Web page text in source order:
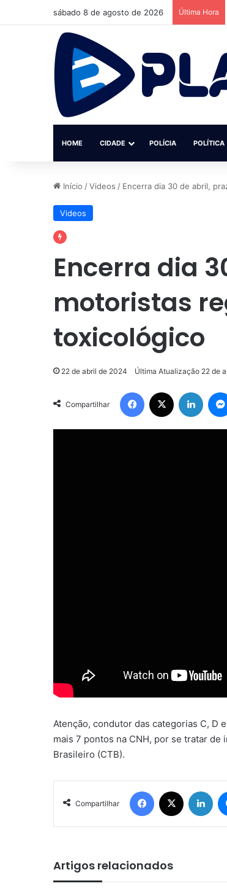
sábado 8 de agosto de 2026 Última Hora
HOME CIDADE POLÍCIA POLÍTICA
Início /Videos / Encerra dia 30 de abril,
Videos
Encerra dia
motoristas
toxicológico
22 de abril de 2024 Última Atualização 22 de
Compartilhar
Facebook
Atenção, condutor das categorias C, D
mais 7 pontos na CNH, por se tratar
Brasileiro (CTB).
Compartilhar
Facebook
Artigos relacionados